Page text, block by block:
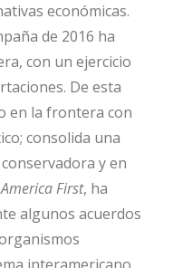
económicas.
de 2016 ha
con un ejercicio
De esta
en la frontera con
consolida una
y en
America First, ha
algunos acuerdos